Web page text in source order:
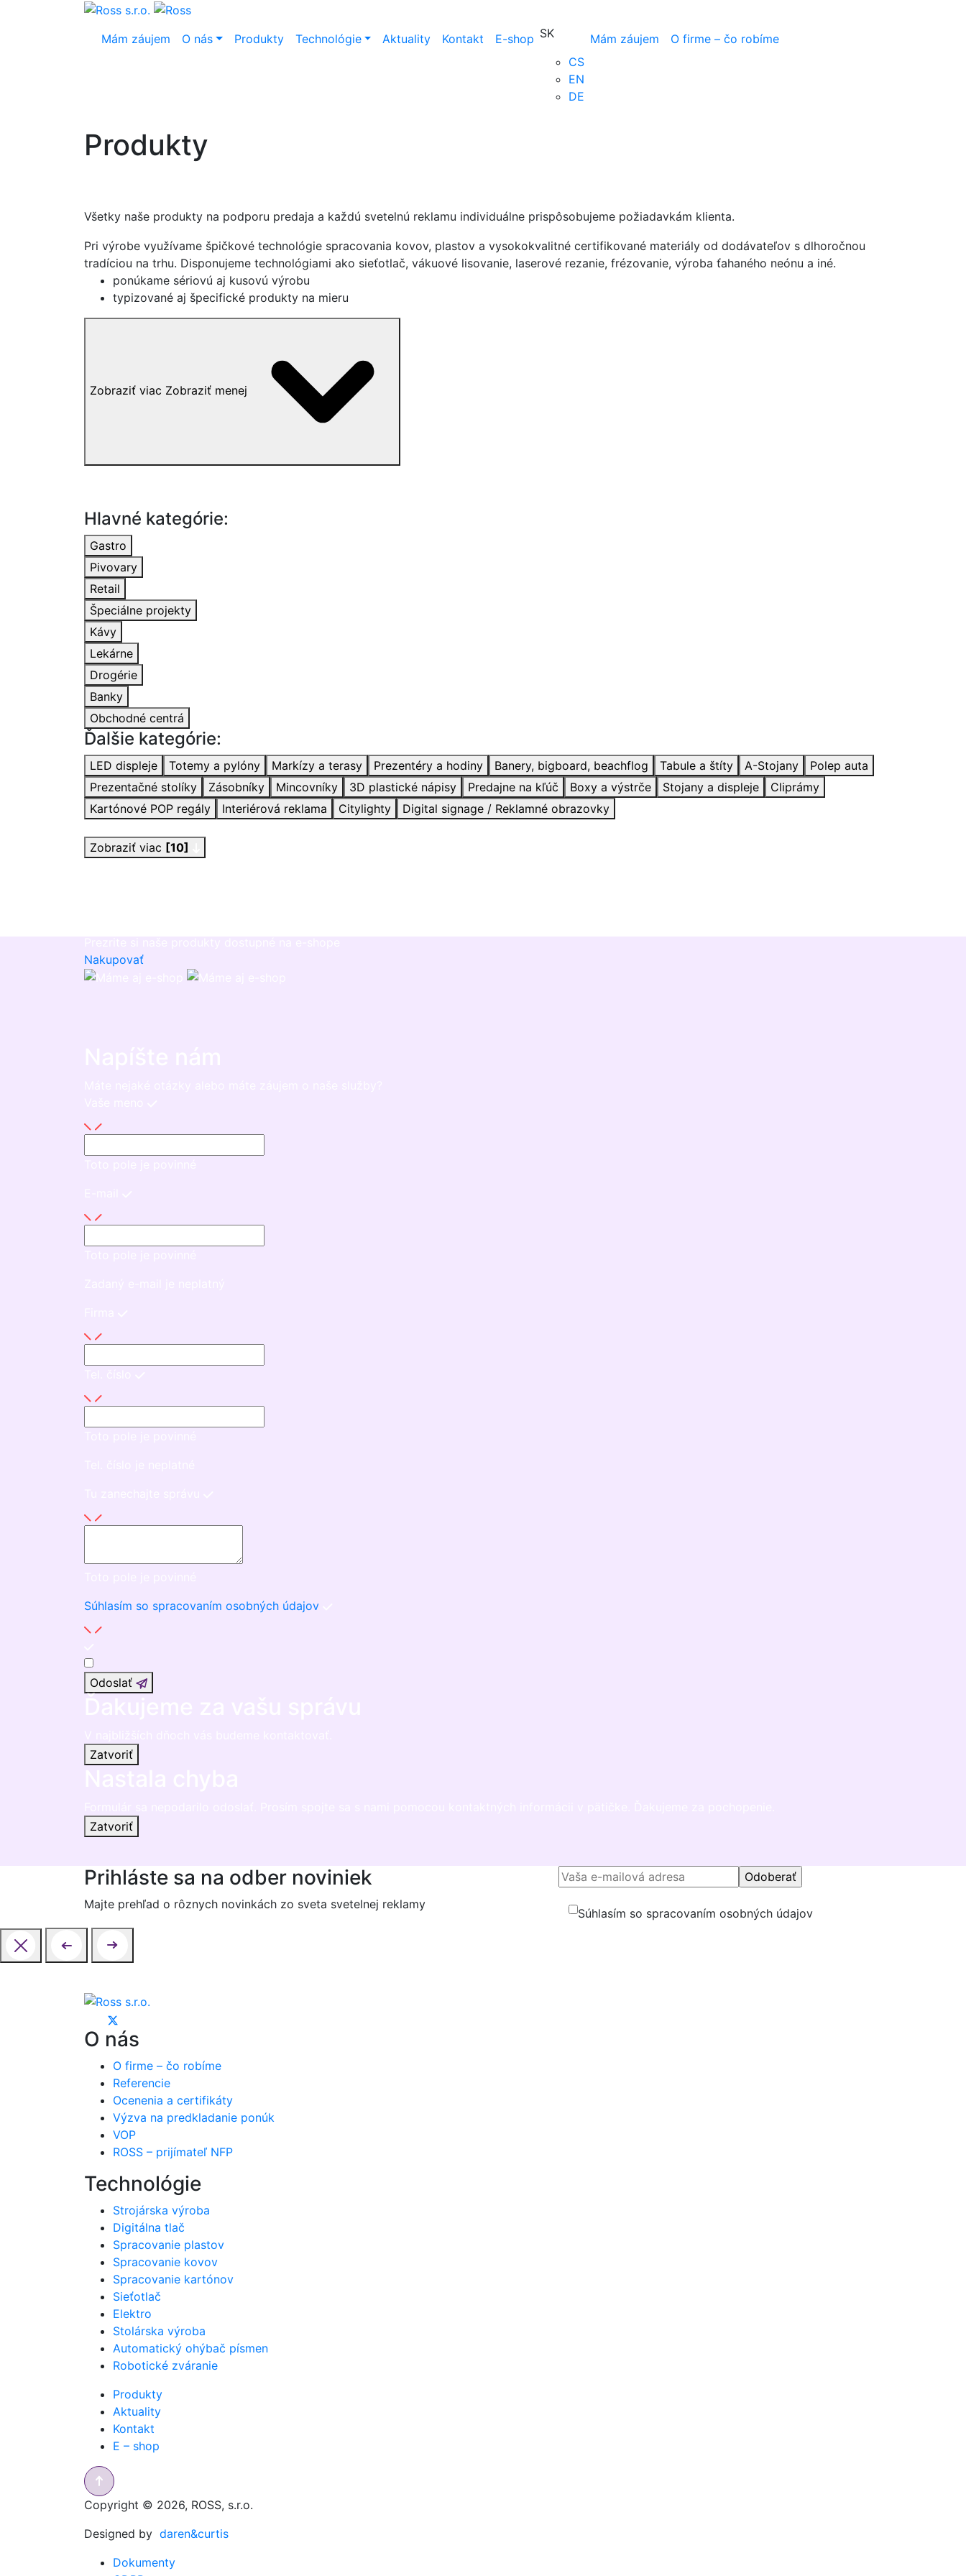
Mám záujem O nás Produkty Technológie Aktuality Kontakt E-shop SK
CS
EN
DE
Mám záujem O firme – čo robíme
Produkty
Všetky naše produkty na podporu predaja a každú svetelnú reklamu individuálne prispôsobujeme požiadavkám klienta.
Pri výrobe využívame špičkové technológie spracovania kovov, plastov a vysokokvalitné certifikované materiály od dodávateľov s dlhoročnou
tradíciou na trhu. Disponujeme technológiami ako sieťotlač, vákuové lisovanie, laserové rezanie, frézovanie, výroba ťahaného neónu a iné.
ponúkame sériovú aj kusovú výrobu
typizované aj špecifické produkty na mieru
Zobraziť viac Zobraziť menej
Hlavné kategórie:
Gastro
Pivovary
Retail
Špeciálne projekty
Kávy
Lekárne
Drogérie
Banky
Obchodné centrá
Ďalšie kategórie:
LED displeje Totemy a pylóny Markízy a terasy Prezentéry a hodiny Banery, bigboard, beachflog Tabule a štíty A-Stojany
Polep auta
Prezentačné stolíky
Zásobníky Mincovníky 3D plastické nápisy Predajne na kľúč Boxy a výstrče Stojany a displeje
Cliprámy
Kartónové POP regály
Interiérová reklama Citylighty Digital signage / Reklamné obrazovky
Zobraziť viac [10]
Nakupovať
Súhlasím so spracovaním osobných údajov
Odoslať
Zatvoriť
Zatvoriť
Prihláste sa na odber noviniek
Majte prehľad o rôznych novinkách zo sveta svetelnej reklamy
Súhlasím so spracovaním osobných údajov
O nás
O firme – čo robíme
Referencie
Ocenenia a certifikáty
Výzva na predkladanie ponúk
VOP
ROSS – prijímateľ NFP
Technológie
Strojárska výroba
Digitálna tlač
Spracovanie plastov
Spracovanie kovov
Spracovanie kartónov
Sieťotlač
Elektro
Stolárska výroba
Automatický ohýbač písmen
Robotické zváranie
Produkty
Aktuality
Kontakt
E – shop
Copyright © 2026, ROSS, s.r.o.
Designed by daren&curtis
Dokumenty